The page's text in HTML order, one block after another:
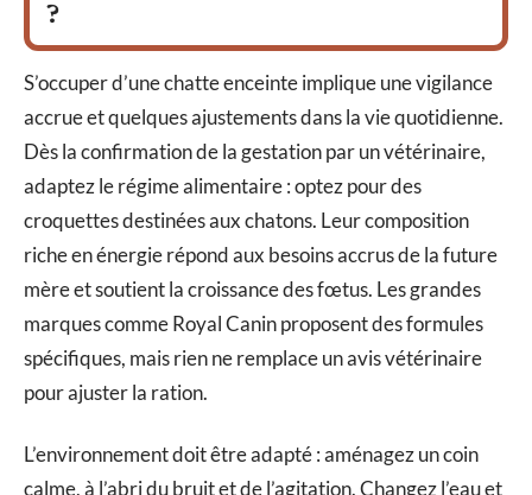
?
S’occuper d’une chatte enceinte implique une vigilance
accrue et quelques ajustements dans la vie quotidienne.
Dès la confirmation de la gestation par un vétérinaire,
adaptez le régime alimentaire : optez pour des
croquettes destinées aux chatons. Leur composition
riche en énergie répond aux besoins accrus de la future
mère et soutient la croissance des fœtus. Les grandes
marques comme Royal Canin proposent des formules
spécifiques, mais rien ne remplace un avis vétérinaire
pour ajuster la ration.
L’environnement doit être adapté : aménagez un coin
calme, à l’abri du bruit et de l’agitation. Changez l’eau et